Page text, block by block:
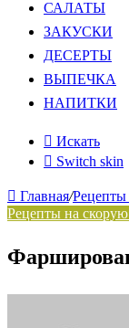
САЛАТЫ
ЗАКУСКИ
ДЕСЕРТЫ
ВЫПЕЧКА
НАПИТКИ
Искать
Switch skin
Главная/Рецепты
Рецепты на